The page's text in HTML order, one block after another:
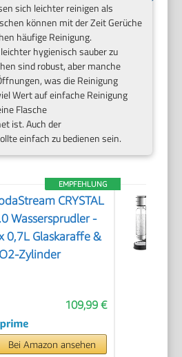
sich leichter reinigen als
können mit der Zeit Gerüche
häufige Reinigung.
hygienisch sauber zu
sind robust, aber manche
was die Reinigung
Wert auf einfache Reinigung
Flasche
ist. Auch der
einfach zu bedienen sein.
EMPFEHLUNG
CRYSTAL
Wassersprudler -
0,7L Glaskaraffe &
Zylinder
109,99 €
Bei Amazon ansehen